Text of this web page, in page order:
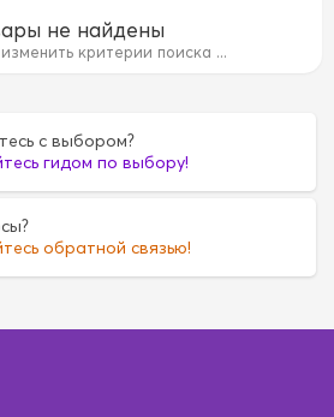
1AZ 1FZ1FZ 1G1G 1G5A
H07D
не найдены
критерии поиска ...
с выбором?
гидом по выбору!
обратной связью!